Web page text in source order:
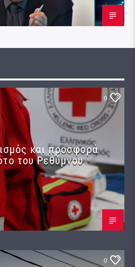
0
και προσφορά
του Ρεθύμνου
0